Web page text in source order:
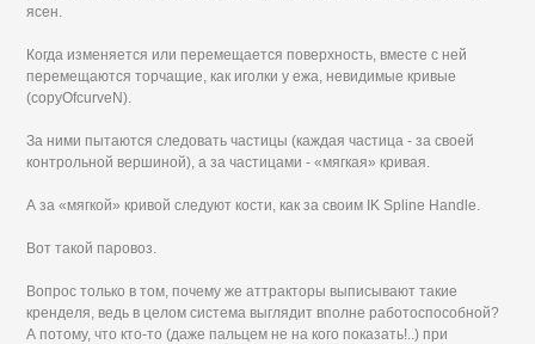
ясен.
Когда изменяется или перемещается поверхность, вместе с ней
перемещаются торчащие, как иголки у ежа, невидимые кривые
(copyOfcurveN).
За ними пытаются следовать частицы (каждая частица - за своей
контрольной вершиной), а за частицами - «мягкая» кривая.
А за «мягкой» кривой следуют кости, как за своим IK Spline Handle.
Вот такой паровоз.
Вопрос только в том, почему же аттракторы выписывают такие
кренделя, ведь в целом система выглядит вполне работоспособной?
А потому, что кто-то (даже пальцем не на кого показать!..) при